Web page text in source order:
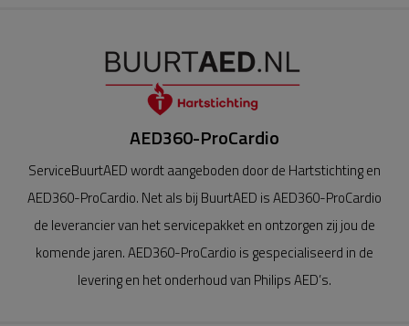
AED360-ProCardio
ServiceBuurtAED wordt aangeboden door de Hartstichting en
AED360-ProCardio. Net als bij BuurtAED is AED360-ProCardio
de leverancier van het servicepakket en ontzorgen zij jou de
komende jaren. AED360-ProCardio is gespecialiseerd in de
levering en het onderhoud van Philips AED’s.